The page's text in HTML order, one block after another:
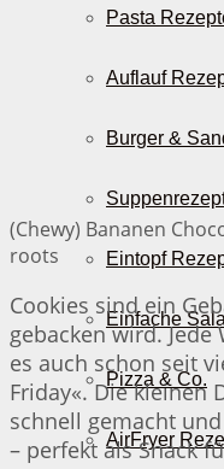
Pasta
Auflauf
Burger &
Eintopf
Einfache
Pizza & Co.
AirFryer
(Chewy) Bananen
roots
Cookies sind ein
gebacken wird.
es auch schon seit
Friday«. Die kleinen
schnell gemacht
– perfekt als Snack